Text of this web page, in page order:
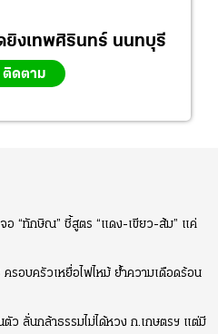
ยิงเทพศิรินทร์ นนทบุรี
ติดตาม
จอ “ทักษิณ” ชี้สูตร “แดง-เขียว-ส้ม” แค่
รอบครัวเหยื่อไฟไหม้ ย้ำความเดือดร้อน
ตัว ลั่นกล้าธรรมไม่ได้หวง ก.เกษตรฯ แต่มี